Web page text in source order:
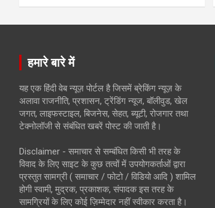
हमारे बारे में
यह एक हिंदी वेब न्यूज़ पोर्टल है जिसमें ब्रेकिंग न्यूज़ के
अलावा राजनीति, प्रशासन, ट्रेंडिंग न्यूज, बॉलीवुड, खेल
जगत, लाइफस्टाइल, बिजनेस, सेहत, ब्यूटी, रोजगार तथा
टेक्नोलॉजी से संबंधित खबरें पोस्ट की जाती है।
Disclaimer - समाचार से सम्बंधित किसी भी तरह के
विवाद के लिए साइट के कुछ तत्वों में उपयोगकर्ताओं द्वारा
प्रस्तुत सामग्री ( समाचार / फोटो / विडियो आदि ) शामिल
होगी स्वामी, मुद्रक, प्रकाशक, संपादक इस तरह के
सामग्रियों के लिए कोई ज़िम्मेदार नहीं स्वीकार करता है।